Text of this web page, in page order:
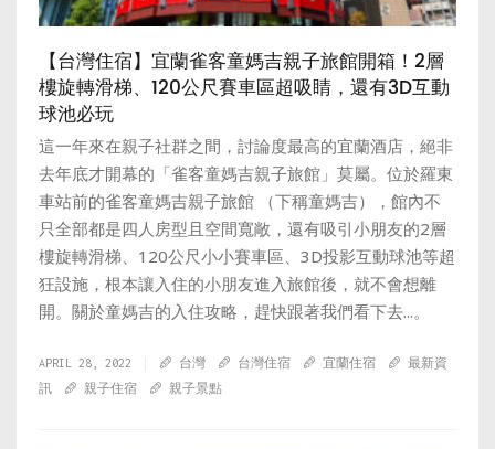
【台灣住宿】宜蘭雀客童媽吉親子旅館開箱！2層
樓旋轉滑梯、120公尺賽車區超吸睛，還有3D互動
球池必玩
這一年來在親子社群之間，討論度最高的宜蘭酒店，絕非
去年底才開幕的「雀客童媽吉親子旅館」莫屬。位於羅東
車站前的雀客童媽吉親子旅館 （下稱童媽吉），館內不
只全部都是四人房型且空間寬敞，還有吸引小朋友的2層
樓旋轉滑梯、120公尺小小賽車區、3D投影互動球池等超
狂設施，根本讓入住的小朋友進入旅館後，就不會想離
開。關於童媽吉的入住攻略，趕快跟著我們看下去...。
APRIL 28, 2022 台灣 台灣住宿 宜蘭住宿
最新資
訊
親子住宿 親子景點